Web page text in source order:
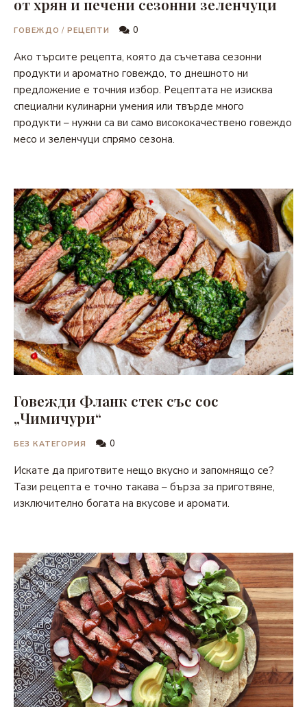
от хрян и печени сезонни зеленчуци
ГОВЕЖДО / РЕЦЕПТИ 0
Ако търсите рецепта, която да съчетава сезонни
продукти и ароматно говеждо, то днешното ни
предложение е точния избор. Рецептата не изисква
специални кулинарни умения или твърде много
продукти – нужни са ви само висококачествено говеждо
месо и зеленчуци спрямо сезона.
Говежди Фланк стек със сос
„Чимичури“
БЕЗ КАТЕГОРИЯ 0
Искате да приготвите нещо вкусно и запомнящо се?
Тази рецепта е точно такава – бърза за приготвяне,
изключително богата на вкусове и аромати.